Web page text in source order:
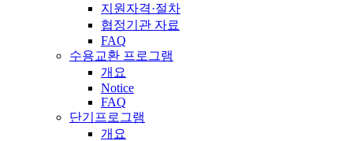
지원자격·절차
협정기관 자료
FAQ
수용교환 프로그램
개요
Notice
FAQ
단기프로그램
개요